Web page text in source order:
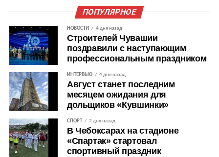
ПОПУЛЯРНОЕ
НОВОСТИ 4 дня назад
Строителей Чувашии
поздравили с наступающим
профессиональным праздником
ИНТЕРВЬЮ 4 дня назад
Август станет последним
месяцем ожидания для
дольщиков «Кувшинки»
СПОРТ 2 дня назад
В Чебоксарах на стадионе
«Спартак» стартовал
спортивный праздник